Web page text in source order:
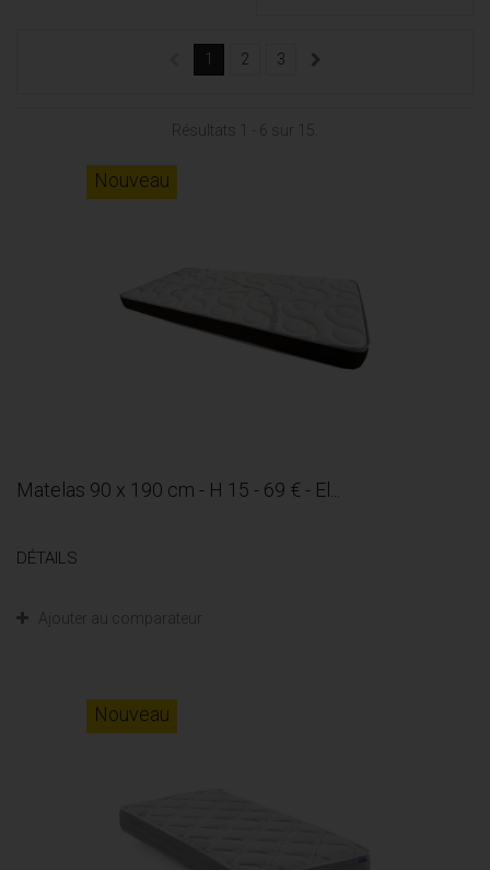
1 2 3
Résultats 1 - 6 sur 15.
Nouveau
Matelas 90 x 190 cm - H 15 - 69 € - El...
DÉTAILS
Ajouter au comparateur
Nouveau